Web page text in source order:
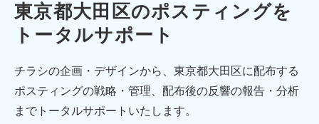
東京都大田区のポスティングを
トータルサポート
チラシの企画・デザインから、東京都大田区に配布する
ポスティングの戦略・管理、配布後の反響の報告・分析
までトータルサポートいたします。